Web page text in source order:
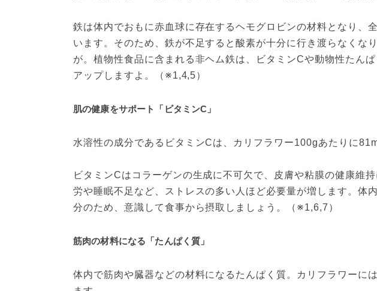
鉄は体内でおもに赤血球に存在するヘモグロビンの材料となり、
います。そのため、鉄が不足すると酸素が十分に行き渡らなくな
が。植物性食品に含まれる非ヘム鉄は、ビタミンCや動物性たん
アップしますよ。（※1,4,5）
肌の健康をサポート「ビタミンC」
水溶性の成分であるビタミンCは、カリフラワー100gあたりに
ビタミンCはコラーゲンの生成に不可欠で、皮膚や粘膜の健康維
労や睡眠不足など、ストレスの多い人ほど必要量が増します。体
分のため、意識して食事から摂取しましょう。（※1,6,7）
筋肉の材料になる「たんぱく質」
体内で筋肉や臓器などの材料になるたんぱく質。カリフラワーに